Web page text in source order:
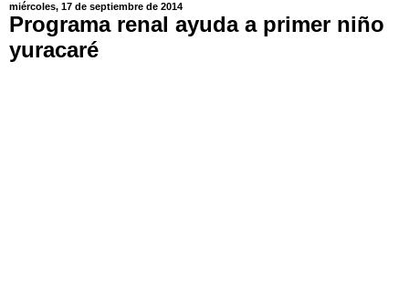
miércoles, 17 de septiembre de 2014
Programa renal ayuda a primer niño
yuracaré